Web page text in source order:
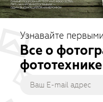
Узнавайте
Все о
фототехнике